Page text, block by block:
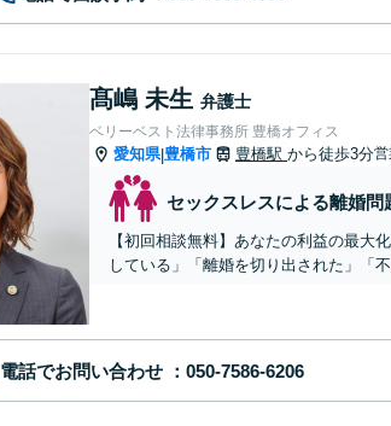
髙嶋 未生 弁護士
ベリーベスト法律事務所 豊橋オフィス
愛知県|豊橋市 豊橋駅 から徒歩3分営
セックスレスによる離婚問
【初回相談無料】あなたの利益の最大
している」「離婚を切り出された」「
電話でお問い合わせ